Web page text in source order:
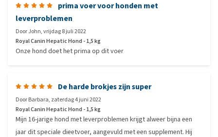
prima voer voor honden met
leverproblemen
DoorJohn,vrijdag 8 juli 2022
Royal Canin Hepatic Hond - 1,5 kg
Onze hond doet het prima op dit voer
De harde brokjes zijn super
DoorBarbara, zaterdag 4 juni 2022
Royal Canin Hepatic Hond - 1,5 kg
Mijn 16-jarige hond met leverproblemen krijgt alweer bijna een
jaar dit speciale dieetvoer, aangevuld met een supplement. Hij